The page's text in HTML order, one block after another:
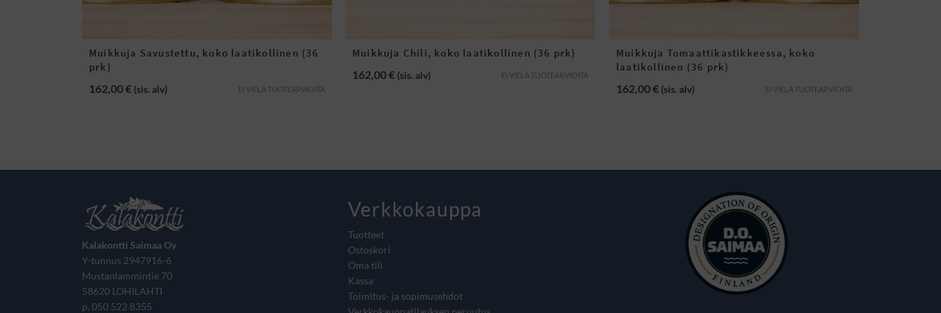
Muikkuja Savustettu, koko laatikollinen (36
prk)
EI VIELÄ TUOTEARVIOITA
162,00€ (sis. alv)
Muikkuja Chili, koko laatikollinen (36 prk)
EI VIELÄ TUOTEARVIOITA
162,00€ (sis. alv)
Muikkuja Tomaattikastikkeessa, koko
laatikollinen (36 prk)
EI VIELÄ TUOTEARVIOITA
162,00€ (sis. alv)
Kalakontti Saimaa Oy
Y-tunnus 2947916-6
Mustanlammintie 70
58620 LOHILAHTI
p. 050 522 8355
Verkkokauppa
Tuotteet
Ostoskori
Oma tili
Kassa
Toimitus- ja sopimusehdot